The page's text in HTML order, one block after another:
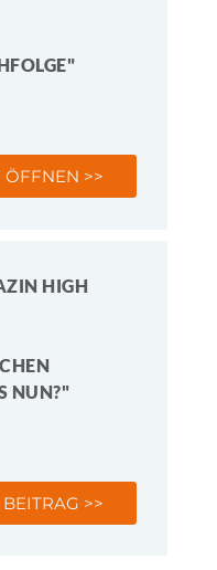
ÖFFNEN >>
HIGH
NUN?"
>>